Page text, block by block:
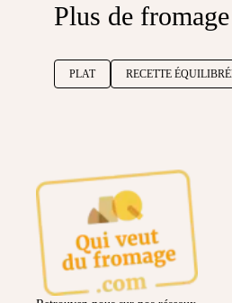
Plus de fromage
PLAT RECETTE